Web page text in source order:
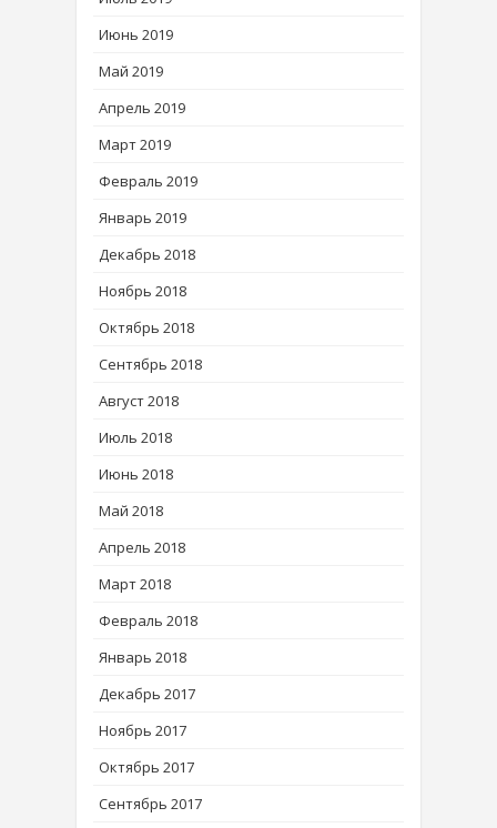
Июнь 2019
Май 2019
Апрель 2019
Март 2019
Февраль 2019
Январь 2019
Декабрь 2018
Ноябрь 2018
Октябрь 2018
Сентябрь 2018
Август 2018
Июль 2018
Июнь 2018
Май 2018
Апрель 2018
Март 2018
Февраль 2018
Январь 2018
Декабрь 2017
Ноябрь 2017
Октябрь 2017
Сентябрь 2017